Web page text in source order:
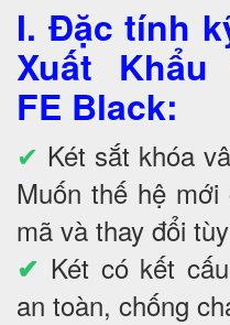
I. Đặc tính
Xuất Khẩu
FE Black:
✔ Két sắt khóa
Muốn thế hệ
mã và thay đổi
✔ Két có kết
an toàn, chống